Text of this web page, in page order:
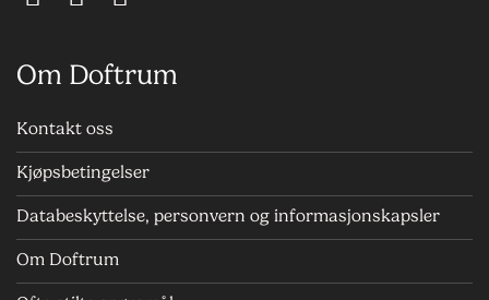
Om Doftrum
Kontakt oss
Kjøpsbetingelser
Databeskyttelse, personvern og informasjonskapsler
Om Doftrum